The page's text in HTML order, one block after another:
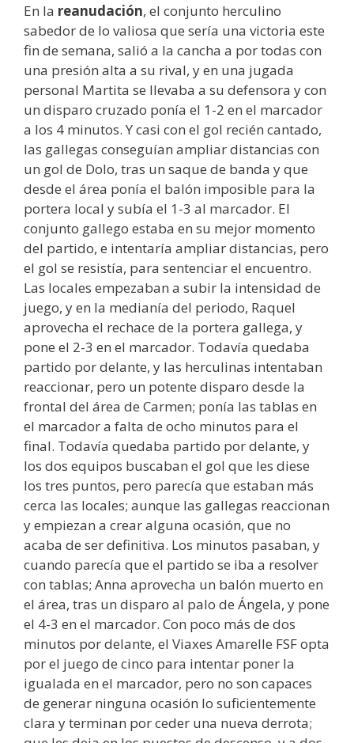
En la reanudación, el conjunto herculino
sabedor de lo valiosa que sería una victoria este
fin de semana, salió a la cancha a por todas con
una presión alta a su rival, y en una jugada
personal Martita se llevaba a su defensora y con
un disparo cruzado ponía el 1-2 en el marcador
a los 4 minutos. Y casi con el gol recién cantado,
las gallegas conseguían ampliar distancias con
un gol de Dolo, tras un saque de banda y que
desde el área ponía el balón imposible para la
portera local y subía el 1-3 al marcador. El
conjunto gallego estaba en su mejor momento
del partido, e intentaría ampliar distancias, pero
el gol se resistía, para sentenciar el encuentro.
Las locales empezaban a subir la intensidad de
juego, y en la medianía del periodo, Raquel
aprovecha el rechace de la portera gallega, y
pone el 2-3 en el marcador. Todavía quedaba
partido por delante, y las herculinas intentaban
reaccionar, pero un potente disparo desde la
frontal del área de Carmen; ponía las tablas en
el marcador a falta de ocho minutos para el
final. Todavía quedaba partido por delante, y
los dos equipos buscaban el gol que les diese
los tres puntos, pero parecía que estaban más
cerca las locales; aunque las gallegas reaccionan
y empiezan a crear alguna ocasión, que no
acaba de ser definitiva. Los minutos pasaban, y
cuando parecía que el partido se iba a resolver
con tablas; Anna aprovecha un balón muerto en
el área, tras un disparo al palo de Ángela, y pone
el 4-3 en el marcador. Con poco más de dos
minutos por delante, el Viaxes Amarelle FSF opta
por el juego de cinco para intentar poner la
igualada en el marcador, pero no son capaces
de generar ninguna ocasión lo suficientemente
clara y terminan por ceder una nueva derrota;